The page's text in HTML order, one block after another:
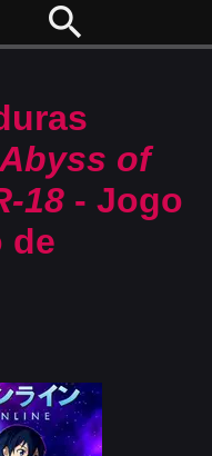
search
Abyss of
18 - Jogo
de